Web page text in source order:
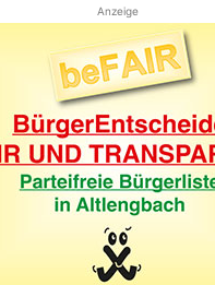
Anzeige